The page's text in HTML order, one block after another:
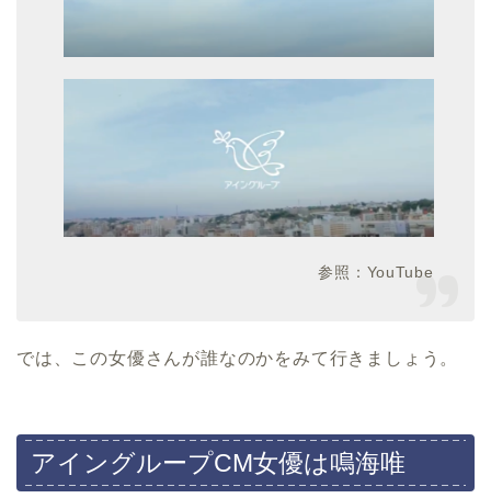
参照：YouTube
では、この女優さんが誰なのかをみて行きましょう。
アイングループCM女優は鳴海唯